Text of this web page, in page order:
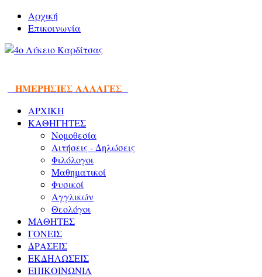
Αρχική
Επικοινωνία
ΗΜΕΡΗΣΙΕΣ ΑΛΛΑΓΕΣ
ΑΡΧΙΚΗ
ΚΑΘΗΓΗΤΕΣ
Νομοθεσία
Αιτήσεις - Δηλώσεις
Φιλόλογοι
Μαθηματικοί
Φυσικοί
Αγγλικών
Θεολόγοι
ΜΑΘΗΤΕΣ
ΓΟΝΕΙΣ
ΔΡΑΣΕΙΣ
ΕΚΔΗΛΩΣΕΙΣ
ΕΠΙΚΟΙΝΩΝΙΑ